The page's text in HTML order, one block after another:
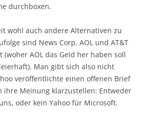
durchboxen.
wohl auch andere Alternativen zu
sind News Corp, AOL und AT&T
(woher AOL das Geld her haben soll
Man gibt sich also nicht
veröffentlichte einen offenen Brief
ihre Meinung klarzustellen: Entweder
oder kein Yahoo für Microsoft.